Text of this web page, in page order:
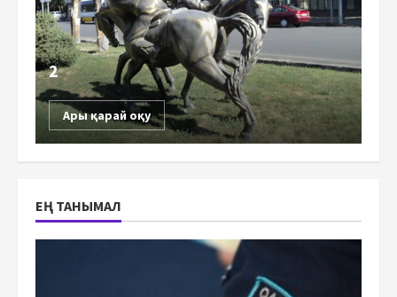
2
Ары қарай оқу
ЕҢ ТАНЫМАЛ